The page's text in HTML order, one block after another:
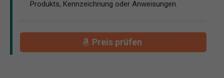
Produkts, Kennzeichnung oder Anweisungen.
Preis prüfen